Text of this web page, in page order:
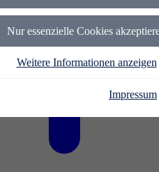
Nur essenzielle Cookies
Weitere Informationen anzeigen
Impressum